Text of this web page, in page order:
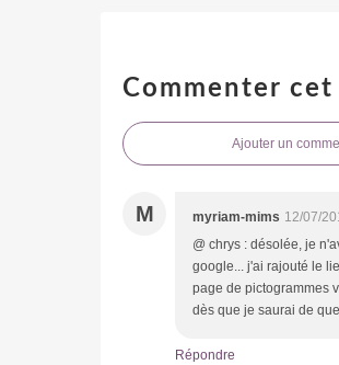
Commenter
Ajouter un
M myriam-mims 12/07/
@ chrys : désolée, je
google... j'ai rajouté le
page de pictogrammes
dès que je saurai de
Répondre